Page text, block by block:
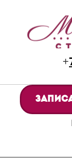
+